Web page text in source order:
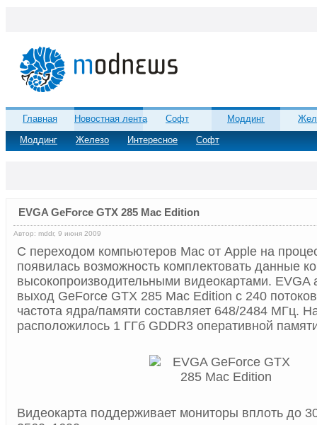
Главная
Новостная лента
Моддинг
Железо Интересное Софт
Софт Моддинг
EVGA GeForce GTX 285 Mac Edition
Автор: mddr, 9 июня 2009
С переходом компьютеров Mac от Apple на
появилась возможность комплектовать данные
высокопроизводительными видеокартами. EVGA
выход GeForce GTX 285 Mac Edition с 240
частота ядра/памяти составляет 648/2484 МГц.
расположилось 1 ГГб GDDR3 оперативной
Видеокарта поддерживает мониторы вплоть до